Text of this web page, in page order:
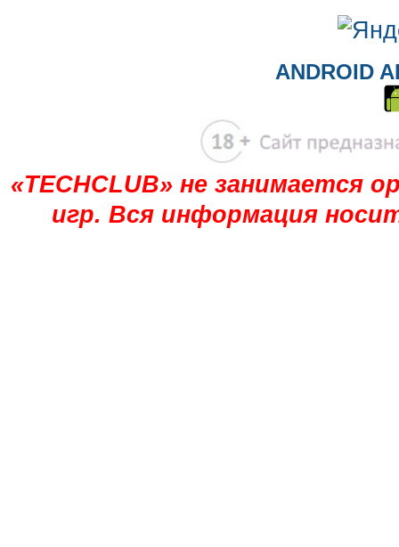
ANDROID
«TECHCLUB» не занимается
игр. Вся информация